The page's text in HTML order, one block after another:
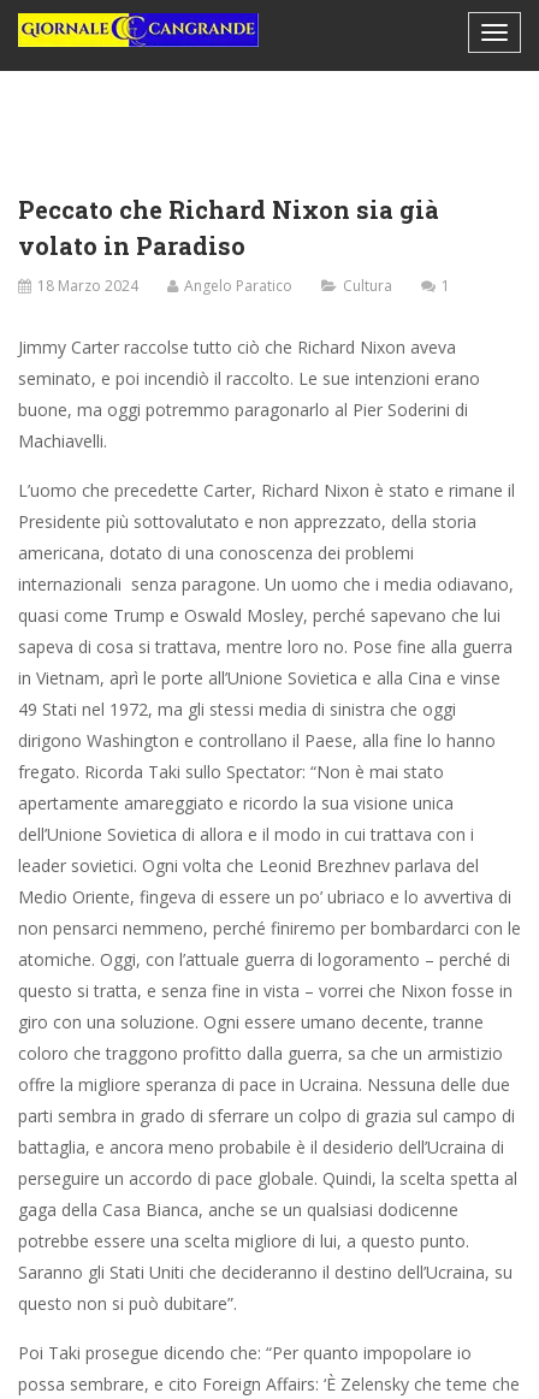
Peccato che Richard Nixon sia già
volato in Paradiso
18 Marzo 2024 Angelo Paratico Cultura 1
Jimmy Carter raccolse tutto ciò che Richard Nixon aveva
seminato, e poi incendiò il raccolto. Le sue intenzioni erano
buone, ma oggi potremmo paragonarlo al Pier Soderini di
Machiavelli.
L’uomo che precedette Carter, Richard Nixon è stato e rimane il
Presidente più sottovalutato e non apprezzato, della storia
americana, dotato di una conoscenza dei problemi
internazionali senza paragone. Un uomo che i media odiavano,
quasi come Trump e Oswald Mosley, perché sapevano che lui
sapeva di cosa si trattava, mentre loro no. Pose fine alla guerra
in Vietnam, aprì le porte all’Unione Sovietica e alla Cina e vinse
49 Stati nel 1972, ma gli stessi media di sinistra che oggi
dirigono Washington e controllano il Paese, alla fine lo hanno
fregato. Ricorda Taki sullo Spectator: “Non è mai stato
apertamente amareggiato e ricordo la sua visione unica
dell’Unione Sovietica di allora e il modo in cui trattava con i
leader sovietici. Ogni volta che Leonid Brezhnev parlava del
Medio Oriente, fingeva di essere un po’ ubriaco e lo avvertiva di
non pensarci nemmeno, perché finiremo per bombardarci con le
atomiche. Oggi, con l’attuale guerra di logoramento – perché di
questo si tratta, e senza fine in vista – vorrei che Nixon fosse in
giro con una soluzione. Ogni essere umano decente, tranne
coloro che traggono profitto dalla guerra, sa che un armistizio
offre la migliore speranza di pace in Ucraina. Nessuna delle due
parti sembra in grado di sferrare un colpo di grazia sul campo di
battaglia, e ancora meno probabile è il desiderio dell’Ucraina di
perseguire un accordo di pace globale. Quindi, la scelta spetta al
gaga della Casa Bianca, anche se un qualsiasi dodicenne
potrebbe essere una scelta migliore di lui, a questo punto.
Saranno gli Stati Uniti che decideranno il destino dell’Ucraina, su
questo non si può dubitare”.
Poi Taki prosegue dicendo che: “Per quanto impopolare io
possa sembrare, e cito Foreign Affairs: ‘È Zelensky che teme che